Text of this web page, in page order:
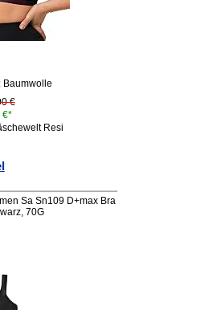
Baumwolle
€
€*
Resi
Sa Sn109 D+max Bra
70G